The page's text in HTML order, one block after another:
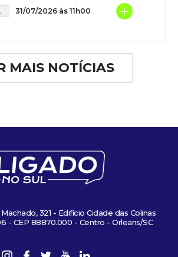
31/07/2026 às 11h00 +
MAIS NOTÍCIAS
321 - Edifício Cidade das Colinas
- CEP 88870.000 - Centro - Orleans/SC